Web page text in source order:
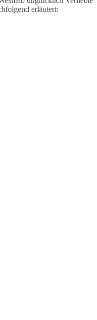
erläutert: